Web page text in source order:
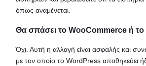
όπως αναμένεται.
Θα σπάσει το WooCommerce ή το
Όχι. Αυτή η αλλαγή είναι ασφαλής και
με τον οποίο το WordPress αποθηκεύει